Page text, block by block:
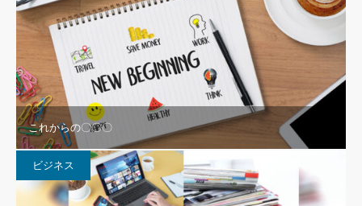
これからの〇〇〇
ビジネス